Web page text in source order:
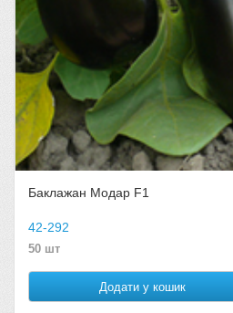
Баклажан Модар F1
42-292
50 шт
Додати у кошик